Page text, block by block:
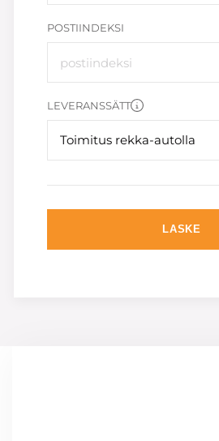
POSTIINDEKSI
LEVERANSSÄTT
Toimitus rekka-autolla
LASKE